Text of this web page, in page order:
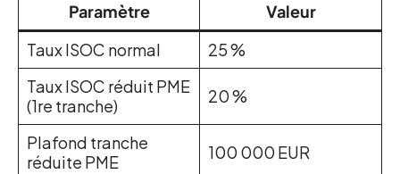
Paramètre
Valeur
Taux ISOC normal
25 %
Taux ISOC réduit PME
(1re tranche)
20 %
Plafond tranche
réduite PME
100 000 EUR